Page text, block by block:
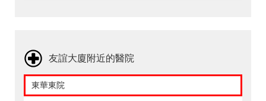
友誼大廈附近的醫院
東華東院